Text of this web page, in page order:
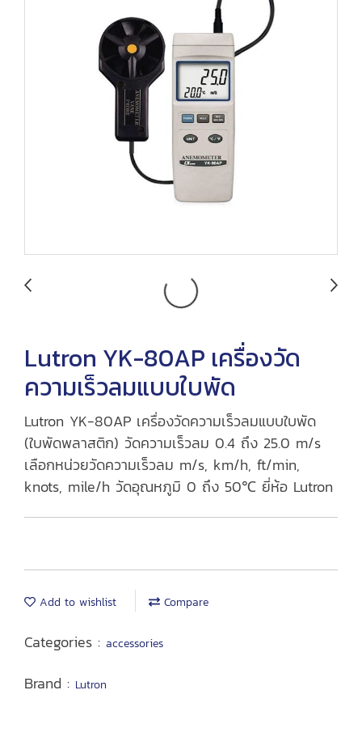
Lutron YK-80AP เครื่องวัด
ความเร็วลมแบบใบพัด
Lutron YK-80AP เครื่องวัดความเร็วลมแบบใบพัด
(ใบพัดพลาสติก) วัดความเร็วลม 0.4 ถึง 25.0 m/s
เลือกหน่วยวัดความเร็วลม m/s, km/h, ft/min,
knots, mile/h วัดอุณหภูมิ 0 ถึง 50℃ ยี่ห้อ Lutron
Add to wishlist Compare
Categories : accessories
Brand : Lutron